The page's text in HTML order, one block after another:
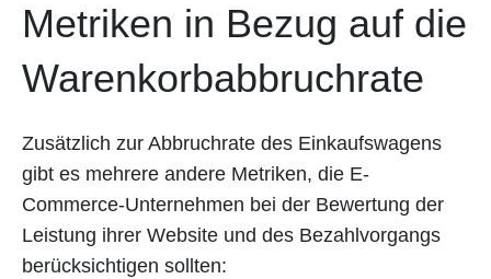
Metriken in Bezug auf die
Warenkorbabbruchrate
Zusätzlich zur Abbruchrate des Einkaufswagens
gibt es mehrere andere Metriken, die E-
Commerce-Unternehmen bei der Bewertung der
Leistung ihrer Website und des Bezahlvorgangs
berücksichtigen sollten: